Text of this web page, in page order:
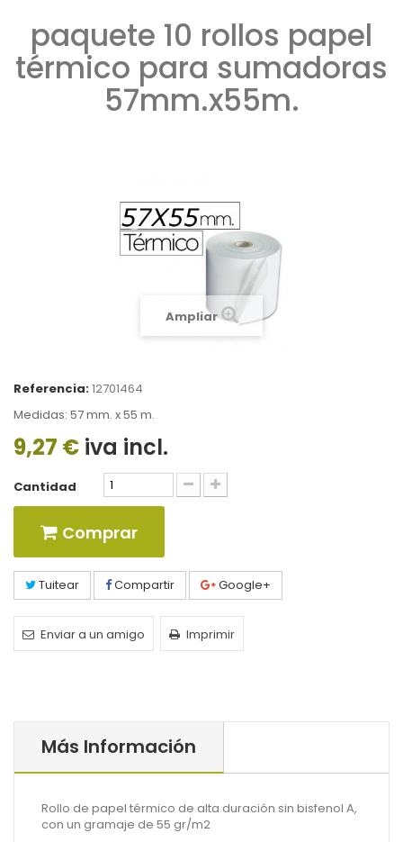
paquete 10 rollos papel
térmico para sumadoras
57mm.x55m.
Ampliar
Referencia:12701464
Medidas: 57 mm. x 55 m.
9,27 € iva incl.
Cantidad
Comprar
Tuitear Compartir Google+
Enviar a un amigo Imprimir
Más Información
Rollo de papel térmico de alta duración sin bisfenol A,
con un gramaje de 55 gr/m2